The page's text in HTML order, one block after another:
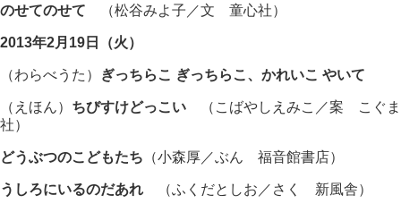
のせてのせて （松谷みよ子／文 童心社）
2013年2月19日（火）
（わらべうた） ぎっちらこ ぎっちらこ、かれいこ やいて
（えほん） ちびすけどっこい （こばやしえみこ／案 こぐま
社）
どうぶつのこどもたち （小森厚／ぶん 福音館書店）
うしろにいるのだあれ （ふくだとしお／さく 新風舎）